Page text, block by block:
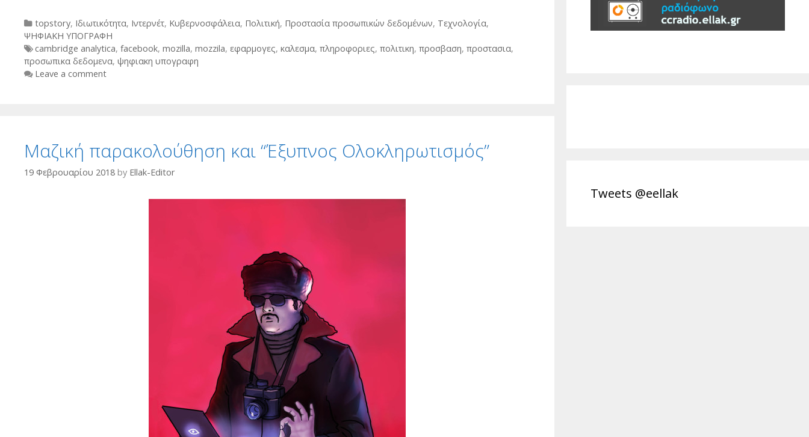
Categories
topstory, Ιδιωτικότητα, Ιντερνέτ, Κυβερνοσφάλεια, Πολιτική, Προστασία προσωπικών δεδομένων, Τεχνολογία,
ΨΗΦΙΑΚΗ ΥΠΟΓΡΑΦΗ
Tags
cambridge analytica, facebook, mozilla, mozzila, εφαρμογες, καλεσμα, πληροφοριες, πολιτικη, προσβαση, προστασια,
προσωπικα δεδομενα, ψηφιακη υπογραφη
Leave a comment
Μαζική παρακολούθηση και “Έξυπνος Ολοκληρωτισμός”
19 Φεβρουαρίου 2018 by Ellak-Editor
Tweets @eellak